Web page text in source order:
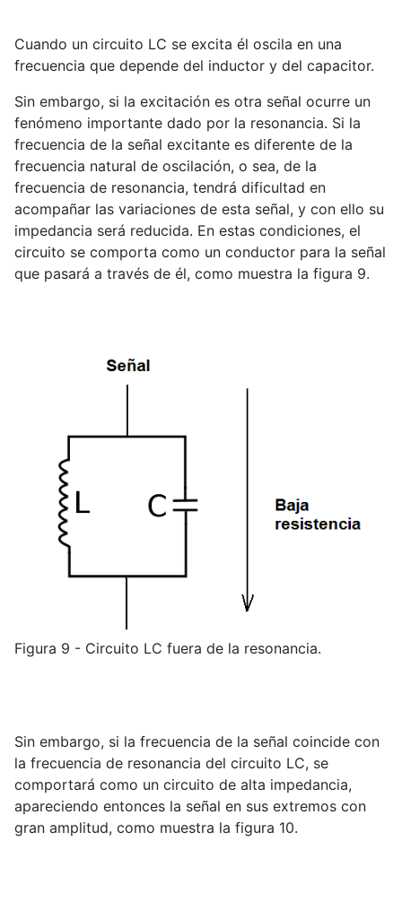
Cuando un circuito LC se excita él oscila en una
frecuencia que depende del inductor y del capacitor.
Sin embargo, si la excitación es otra señal ocurre un
fenómeno importante dado por la resonancia. Si la
frecuencia de la señal excitante es diferente de la
frecuencia natural de oscilación, o sea, de la
frecuencia de resonancia, tendrá dificultad en
acompañar las variaciones de esta señal, y con ello su
impedancia será reducida. En estas condiciones, el
circuito se comporta como un conductor para la señal
que pasará a través de él, como muestra la figura 9.
Figura 9 - Circuito LC fuera de la resonancia.
Sin embargo, si la frecuencia de la señal coincide con
la frecuencia de resonancia del circuito LC, se
comportará como un circuito de alta impedancia,
apareciendo entonces la señal en sus extremos con
gran amplitud, como muestra la figura 10.